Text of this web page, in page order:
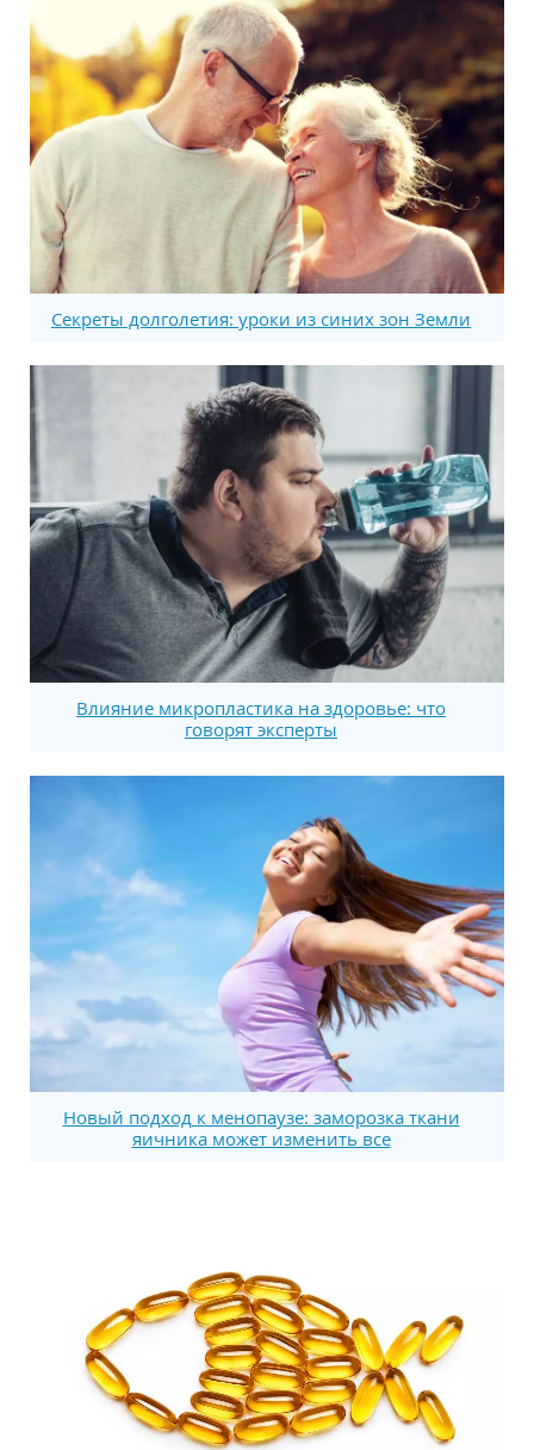
Секреты долголетия: уроки из синих зон Земли
Влияние микропластика на здоровье: что
говорят эксперты
Новый подход к менопаузе: заморозка ткани
яичника может изменить все